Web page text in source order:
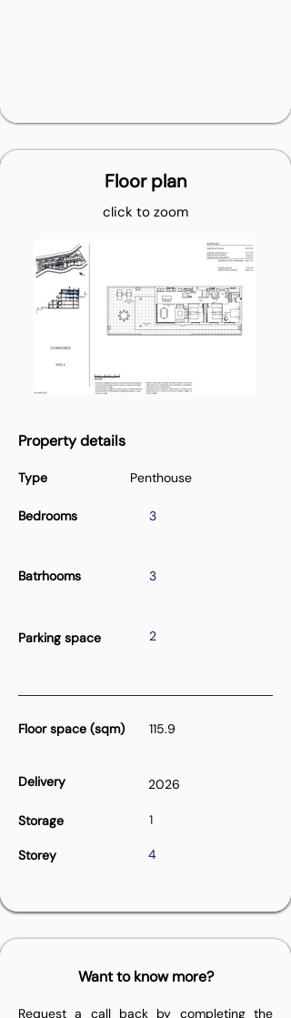
Floor plan
click to zoom
Property details
Type
Bedrooms
Penthouse
3
Batrhooms 3
Parking space 2
Floor space (sqm) 115.9
Delivery 2026
Storage 1
Storey 4
Want to know more?
Request a call back by completing the